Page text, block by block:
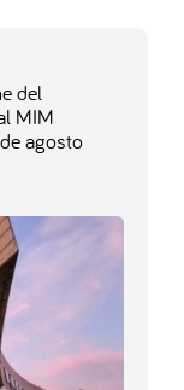
del
MIM
agosto